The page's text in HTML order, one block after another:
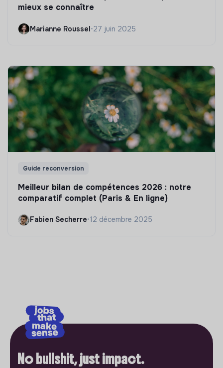
mieux se connaître
Marianne Roussel•27 juin 2025
Guide reconversion
Meilleur bilan de compétences 2026 : notre
comparatif complet (Paris & En ligne)
Fabien Secherre•12 décembre 2025
No bullshit, just impact.